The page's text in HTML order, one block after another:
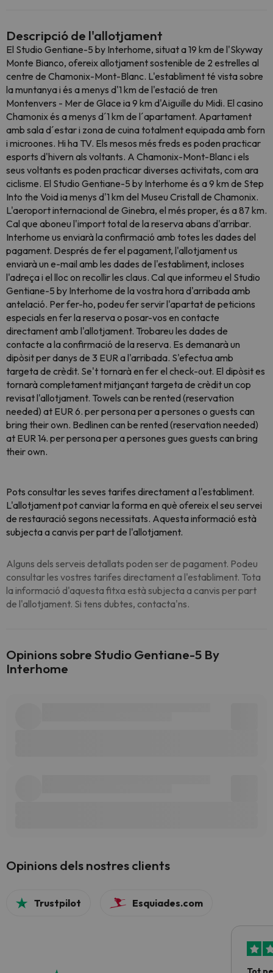
Descripció de l'allotjament
El Studio Gentiane-5 by Interhome, situat a 19 km de l'Skyway
Monte Bianco, ofereix allotjament sostenible de 2 estrelles al
centre de Chamonix-Mont-Blanc. L'establiment té vista sobre
la muntanya i és a menys d'1 km de l'estació de tren
Montenvers - Mer de Glace ia 9 km d'Aiguille du Midi. El casino
Chamonix és a menys d´1 km de l´apartament. Apartament
amb sala d´estar i zona de cuina totalment equipada amb forn
i microones. Hi ha TV. Els mesos més freds es poden practicar
esports d'hivern als voltants. A Chamonix-Mont-Blanc i els
seus voltants es poden practicar diverses activitats, com ara
ciclisme. El Studio Gentiane-5 by Interhome és a 9 km de Step
Into the Void ia menys d'1 km del Museu Cristall de Chamonix.
L'aeroport internacional de Ginebra, el més proper, és a 87 km.
Cal que aboneu l'import total de la reserva abans d'arribar.
Interhome us enviarà la confirmació amb totes les dades del
pagament. Després de fer el pagament, l'allotjament us
enviarà un e-mail amb les dades de l'establiment, incloses
l'adreça i el lloc on recollir les claus. Cal que informeu el Studio
Gentiane-5 by Interhome de la vostra hora d'arribada amb
antelació. Per fer-ho, podeu fer servir l'apartat de peticions
especials en fer la reserva o posar-vos en contacte
directament amb l'allotjament. Trobareu les dades de
contacte a la confirmació de la reserva. Es demanarà un
dipòsit per danys de 3 EUR a l'arribada. S'efectua amb
targeta de crèdit. Se't tornarà en fer el check-out. El dipòsit es
tornarà completament mitjançant targeta de crèdit un cop
revisat l'allotjament. Towels can be rented (reservation
needed) at EUR 6. per persona per a persones o guests can
bring their own. Bedlinen can be rented (reservation needed)
at EUR 14. per persona per a persones gues guests can bring
their own.
Pots consultar les seves tarifes directament a l'establiment.
L'allotjament pot canviar la forma en què ofereix el seu servei
de restauració segons necessitats. Aquesta informació està
subjecta a canvis per part de l'allotjament.
Alguns dels serveis detallats poden ser de pagament. Podeu
consultar les vostres tarifes directament a l'establiment. Tota
la informació d'aquesta fitxa està subjecta a canvis per part
de l'allotjament. Si tens dubtes, contacta'ns.
Opinions sobre Studio Gentiane-5 By
Interhome
Opinions dels nostres clients
Trustpilot Esquiades.com